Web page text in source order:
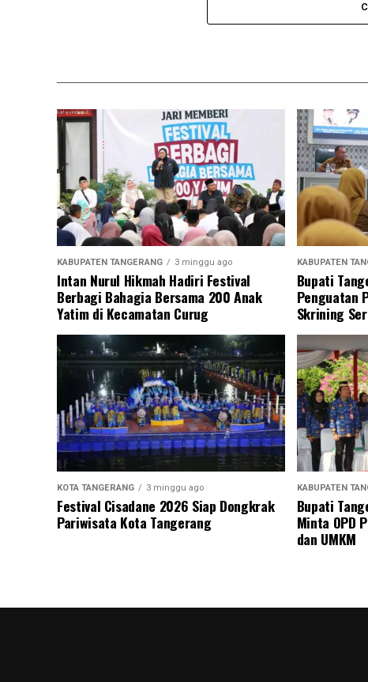
KABUPATEN TANGERANG 3 minggu ago
Intan Nurul Hikmah Hadiri Festival
Berbagi Bahagia Bersama 200 Anak
Yatim di Kecamatan Curug
KABUPATEN
Bupati
Penguatan
Skrining
KOTA TANGERANG 3 minggu ago
Festival Cisadane 2026 Siap Dongkrak
Pariwisata Kota Tangerang
KABUPATEN
Bupati
Minta OPD
dan UMKM